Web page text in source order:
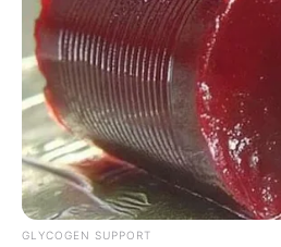
GLYCOGEN SUPPORT